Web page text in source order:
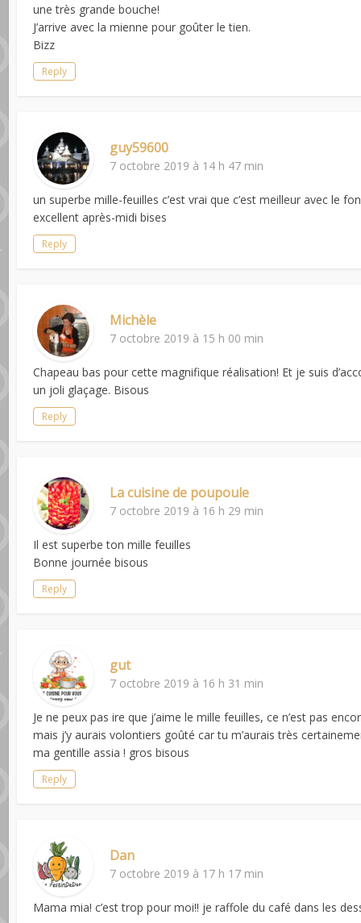
une très grande bouche!
J’arrive avec la mienne pour goûter le tien.
Bizz
Reply
guy59600
7 octobre 2019 à 14 h 47 min
un superbe mille-feuilles c’est vrai que c’est meilleur avec le
excellent après-midi bises
Reply
Michèle
7 octobre 2019 à 15 h 00 min
Chapeau bas pour cette magnifique réalisation! Et je suis
un joli glaçage. Bisous
Reply
La cuisine de poupoule
7 octobre 2019 à 16 h 29 min
Il est superbe ton mille feuilles
Bonne journée bisous
Reply
gut
7 octobre 2019 à 16 h 31 min
Je ne peux pas ire que j’aime le mille feuilles, ce n’est pas
mais j’y aurais volontiers goûté car tu m’aurais très
ma gentille assia ! gros bisous
Reply
Dan
7 octobre 2019 à 17 h 17 min
Mama mia! c’est trop pour moi!! je raffole du café dans les